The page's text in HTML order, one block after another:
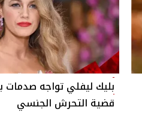
بليك ليفلي تواجه
قضية التحرش الجنسي